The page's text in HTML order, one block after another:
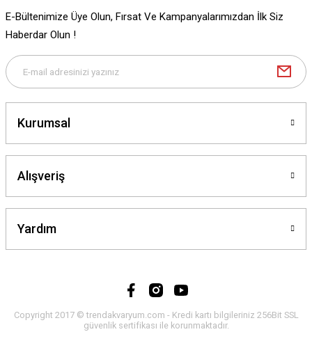
E-Bültenimize Üye Olun, Fırsat Ve Kampanyalarımızdan İlk Siz
Haberdar Olun !
Kurumsal
Alışveriş
Yardım
Copyright 2017 © trendakvaryum.com - Kredi kartı bilgileriniz 256Bit SSL
güvenlik sertifikası ile korunmaktadır.